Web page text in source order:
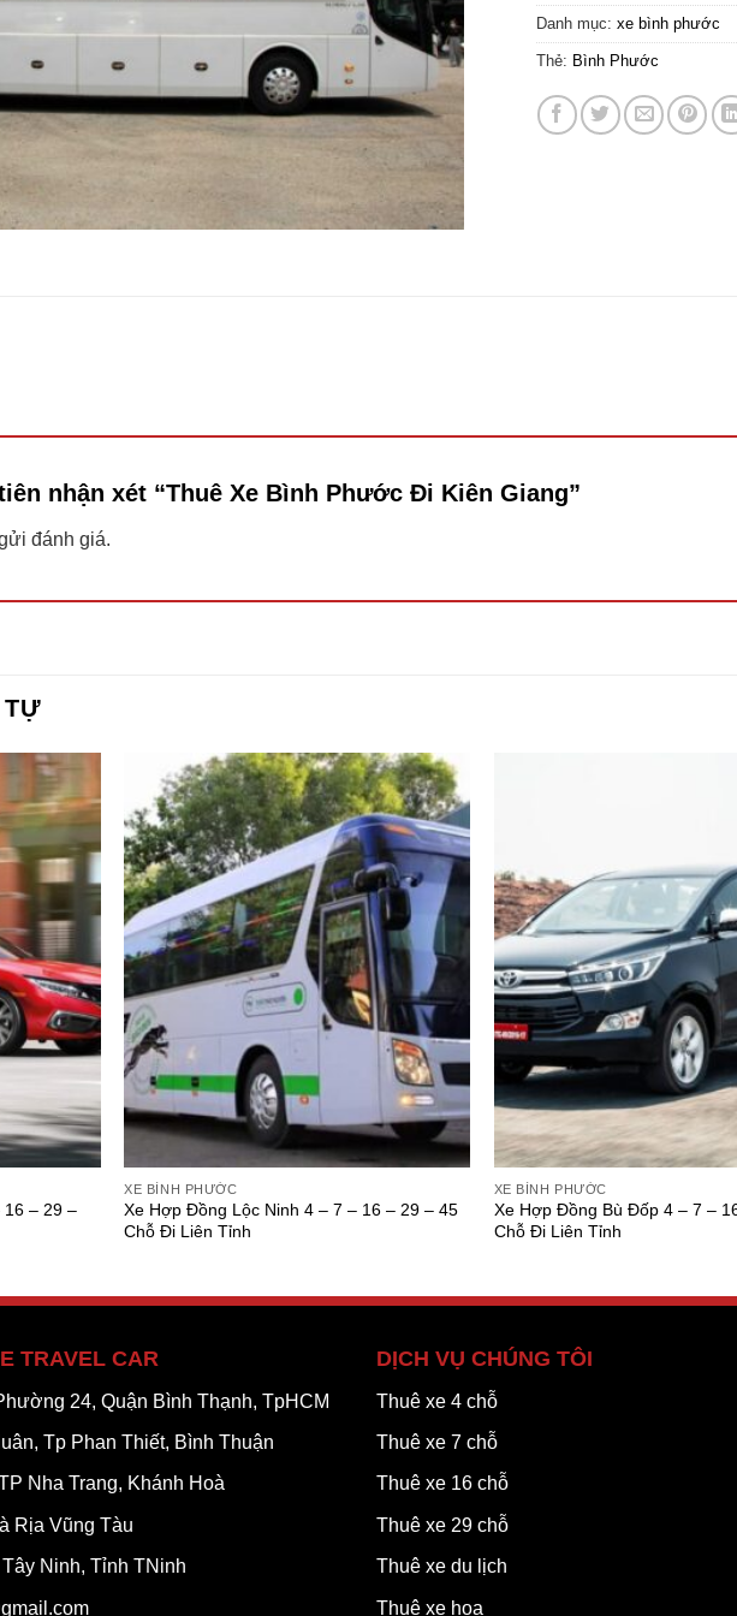
Danh mục: xe bình phước
Thẻ: Bình Phước
nhận xét “Thuê Xe Bình Phước Đi Kiên Giang”
đánh giá.
TỰ
– 29 –
XE BÌNH PHƯỚC
Xe Hợp Đồng Lộc Ninh 4 – 7 – 16 – 29 – 45
Chỗ Đi Liên Tỉnh
XE BÌNH PHƯỚC
Xe Hợp Đồng Bù Đốp 4 – 7 –
Chỗ Đi Liên Tỉnh
TRAVEL CAR
24, Quận Bình Thạnh, TpHCM
Tp Phan Thiết, Bình Thuận
Nha Trang, Khánh Hoà
Rịa Vũng Tàu
Ninh, Tỉnh TNinh
DỊCH VỤ CHÚNG TÔI
Thuê xe 4 chỗ
Thuê xe 7 chỗ
Thuê xe 16 chỗ
Thuê xe 29 chỗ
Thuê xe du lịch
Thuê xe hoa